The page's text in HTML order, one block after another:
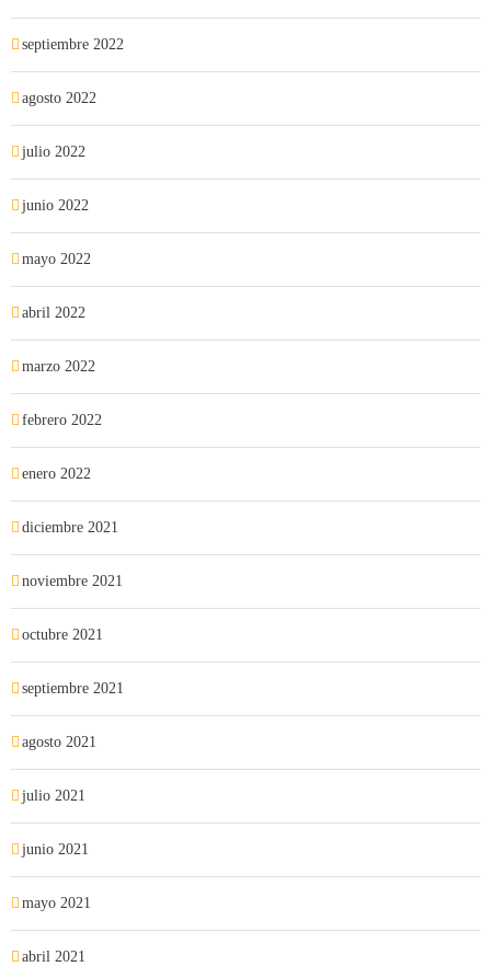
septiembre 2022
agosto 2022
julio 2022
junio 2022
mayo 2022
abril 2022
marzo 2022
febrero 2022
enero 2022
diciembre 2021
noviembre 2021
octubre 2021
septiembre 2021
agosto 2021
julio 2021
junio 2021
mayo 2021
abril 2021